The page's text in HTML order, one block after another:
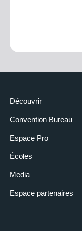
Découvrir
Convention Bureau
Espace Pro
Écoles
Media
Espace partenaires